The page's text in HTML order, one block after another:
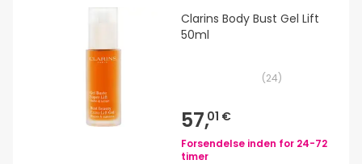
Clarins Body Bust Gel Lift
50ml
(24)
57,01 €
Forsendelse inden for 24-72
timer